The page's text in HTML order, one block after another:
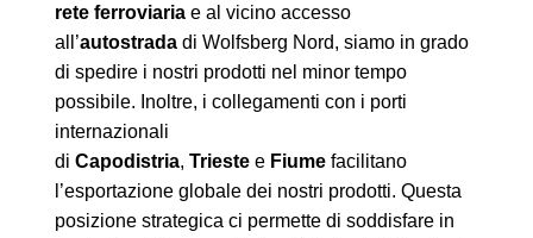
rete ferroviaria e al vicino accesso
all’autostrada di Wolfsberg Nord, siamo in grado
di spedire i nostri prodotti nel minor tempo
possibile. Inoltre, i collegamenti con i porti
internazionali
diCapodistria,Trieste e Fiume facilitano
l’esportazione globale dei nostri prodotti. Questa
posizione strategica ci permette di soddisfare in